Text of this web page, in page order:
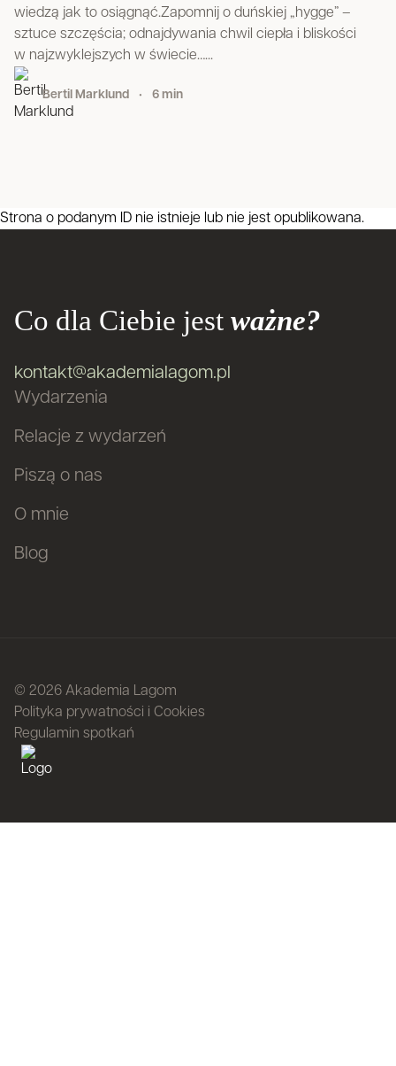
wiedzą jak to osiągnąć.Zapomnij o duńskiej „hygge” –
sztuce szczęścia; odnajdywania chwil ciepła i bliskości
w najzwyklejszych w świecie…...
Bertil Marklund • 6 min
Strona o podanym ID nie istnieje lub nie jest opublikowana.
Co dla Ciebie jest ważne?
kontakt@akademialagom.pl
Wydarzenia
Relacje z wydarzeń
Piszą o nas
O mnie
Blog
© 2026 Akademia Lagom
Polityka prywatności i Cookies
Regulamin spotkań